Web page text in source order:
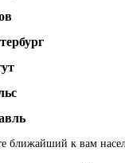
ближайший к вам